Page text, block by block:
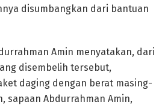
disumbangkan dari bantuan
Amin menyatakan, dari
disembelih tersebut,
daging dengan berat masing-
sapaan Abdurrahman Amin,